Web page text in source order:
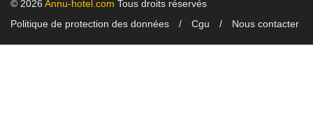
© 2026 Annu-hotel.com Tous droits réservés
Politique de protection des données
Cgu Nous contacter